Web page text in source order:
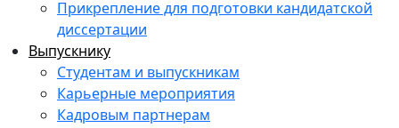
Прикрепление для подготовки кандидатской
диссертации
Выпускнику
Студентам и выпускникам
Карьерные мероприятия
Кадровым партнерам